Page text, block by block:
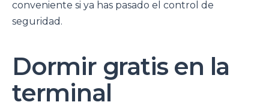
conveniente si ya has pasado el control de
seguridad.
Dormir gratis en la
terminal